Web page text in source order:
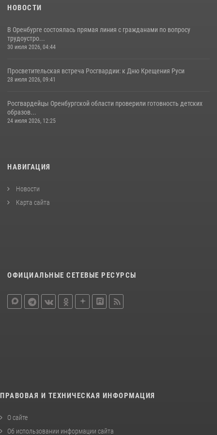
НОВОСТИ
В Оренбурге состоялась прямая линия с гражданами по вопросу
трудоустро...
30 июля 2026, 04:44
Просветительская встреча Росгвардии: к Дню Крещения Руси
28 июля 2026, 09:41
Росгвардейцы Оренбургской области проверили готовность детских
образов...
24 июля 2026, 12:25
НАВИГАЦИЯ
Новости
Карта сайта
ОФИЦИАЛЬНЫЕ СЕТЕВЫЕ РЕСУРСЫ
ПРАВОВАЯ И ТЕХНИЧЕСКАЯ ИНФОРМАЦИЯ
О сайте
Об использовании информации сайта